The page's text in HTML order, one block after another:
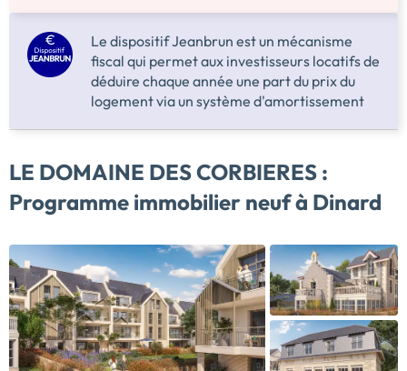
Le dispositif Jeanbrun est un mécanisme
fiscal qui permet aux investisseurs locatifs de
déduire chaque année une part du prix du
logement via un système d'amortissement
LE DOMAINE DES CORBIERES :
Programme immobilier neuf à Dinard